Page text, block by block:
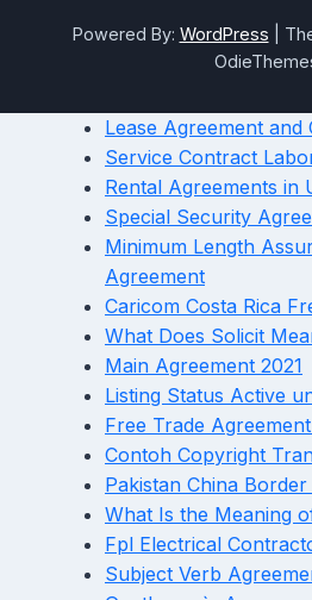
Powered By: WordPress
Lease Agreement and
Service Contract
Rental Agreements in
Special Security
Minimum Length
Agreement
Caricom Costa Rica
What Does Solicit
Main Agreement 2021
Listing Status Active
Free Trade
Contoh Copyright
Pakistan China
What Is the Meaning
Fpl Electrical
Subject Verb